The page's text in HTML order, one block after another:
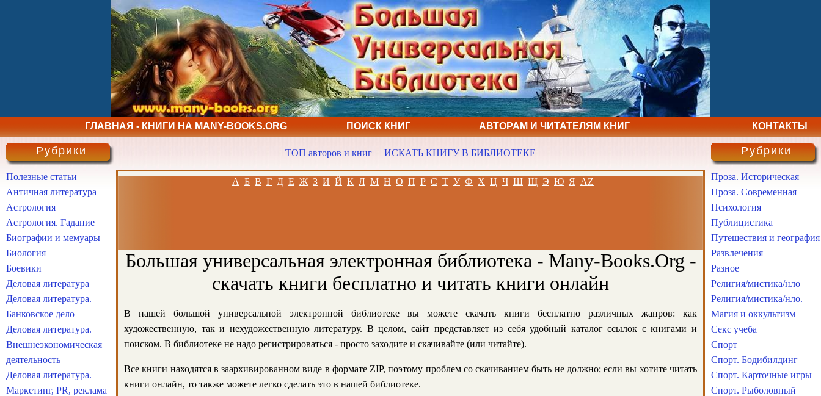
ГЛАВНАЯ - КНИГИ НА MANY-BOOKS.ORG ПОИСК КНИГ АВТОРАМ И ЧИТАТЕЛЯМ КНИГ КОНТАКТЫ
ТОП авторов и книг ИСКАТЬ КНИГУ В БИБЛИОТЕКЕ
А Б В Г Д Е Ж З И Й К Л М Н О П Р С Т У Ф Х Ц Ч Ш Щ Э Ю Я AZ
Большая универсальная электронная библиотека - Many-Books.Org -
скачать книги бесплатно и читать книги онлайн
В нашей большой универсальной электронной библиотеке вы можете скачать книги бесплатно различных жанров: как
художественную, так и нехудожественную литературу. В целом, сайт представляет из себя удобный каталог ссылок с книгами и
поиском. В библиотеке не надо регистрироваться - просто заходите и скачивайте (или читайте).
Все книги находятся в заархивированном виде в формате ZIP, поэтому проблем со скачиванием быть не должно; если вы хотите читать
книги онлайн, то также можете легко сделать это в нашей библиотеке.
Рубрики
Полезные статьи
Античная литература
Астрология
Астрология. Гадание
Биографии и мемуары
Биология
Боевики
Деловая литература
Деловая литература.
Банковское дело
Деловая литература.
Внешнеэкономическая
деятельность
Деловая литература.
Маркетинг, PR, реклама
Рубрики
Проза. Историческая
Проза. Современная
Психология
Публицистика
Путешествия и география
Развлечения
Разное
Религия/мистика/нло
Религия/мистика/нло.
Магия и оккультизм
Секс учеба
Спорт
Спорт. Бодибилдинг
Спорт. Карточные игры
Спорт. Рыболовный